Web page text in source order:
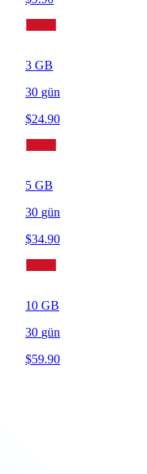
3 GB
30 gün
$24.90
5 GB
30 gün
$34.90
10 GB
30 gün
$59.90